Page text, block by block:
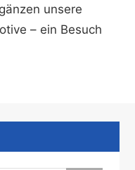
unsere
– ein Besuch